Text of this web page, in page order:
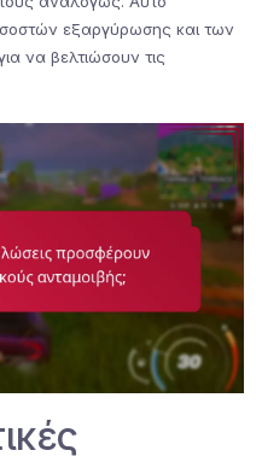
εξαργύρωσης και των
να βελτιώσουν τις